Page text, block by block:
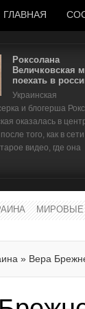
ГЛАВНАЯ
Роксолана
Величковская
поехать в
Украинская
и блогерша
оказалась в
того, как в сети
видео, где она
МИРОВЫЕ
» Вера